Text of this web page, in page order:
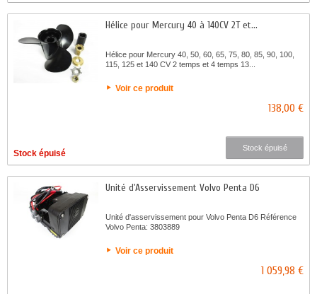
Hélice pour Mercury 40 à 140CV 2T et...
Hélice pour Mercury 40, 50, 60, 65, 75, 80, 85, 90, 100,
115, 125 et 140 CV 2 temps et 4 temps 13...
Voir ce produit
138,00 €
Stock épuisé
Stock épuisé
Unité d'Asservissement Volvo Penta D6
Unité d'asservissement pour Volvo Penta D6 Référence
Volvo Penta: 3803889
Voir ce produit
1 059,98 €